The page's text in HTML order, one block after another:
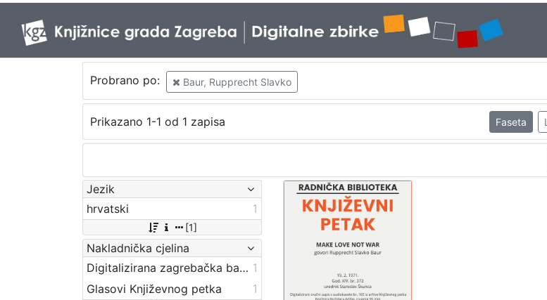
Probrano po: Baur, Rupprecht Slavko
Prikazano 1-1 od 1 zapisa Faseta
Jezik
hrvatski
1
[1]
Nakladnička cjelina
Digitalizirana zagrebačka baština 1
Glasovi Književnog petka
1